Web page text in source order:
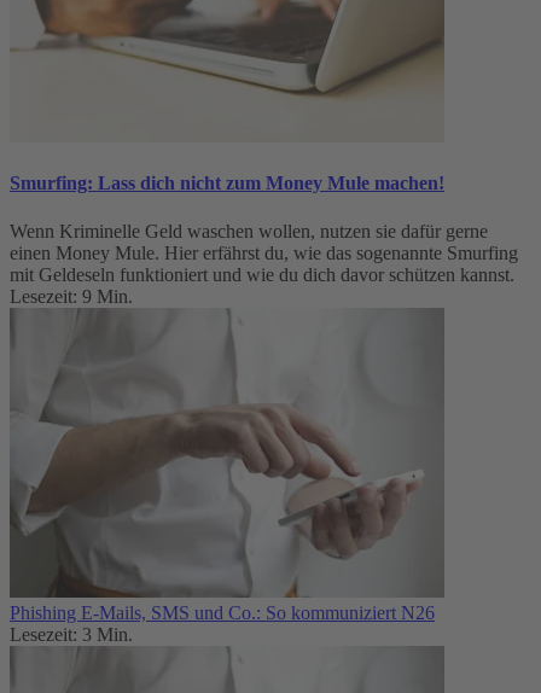
Smurfing: Lass dich nicht zum Money Mule machen!
Wenn Kriminelle Geld waschen wollen, nutzen sie dafür gerne
einen Money Mule. Hier erfährst du, wie das sogenannte Smurfing
mit Geldeseln funktioniert und wie du dich davor schützen kannst.
Lesezeit: 9 Min.
Phishing E-Mails, SMS und Co.: So kommuniziert N26
Lesezeit: 3 Min.